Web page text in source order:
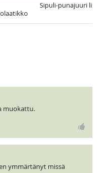
Sipuli-punajuuri
muokattu.
ymmärtänyt missä